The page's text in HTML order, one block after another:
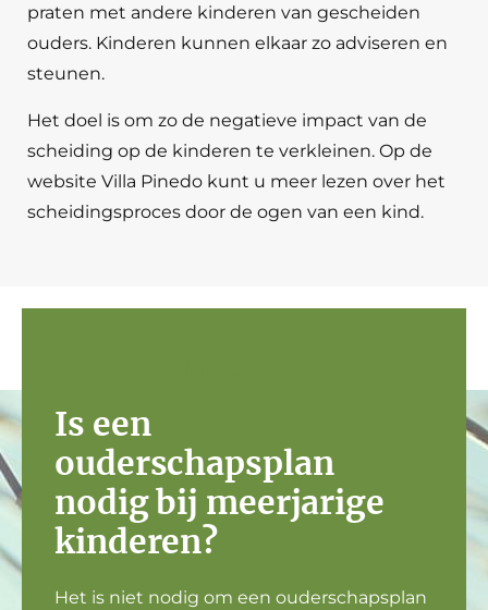
praten met andere kinderen van gescheiden
ouders. Kinderen kunnen elkaar zo adviseren en
steunen.
Het doel is om zo de negatieve impact van de
scheiding op de kinderen te verkleinen. Op de
website Villa Pinedo kunt u meer lezen over het
scheidingsproces door de ogen van een kind.
Is een
ouderschapsplan
nodig bij meerjarige
kinderen?
Het is niet nodig om een ouderschapsplan